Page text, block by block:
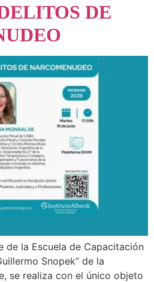
DE
de la Escuela de Capacitación
Snopek” de la
se realiza con el único objeto